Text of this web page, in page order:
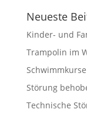
Neueste
Kinder- und
Trampolin im
Störung
Technische